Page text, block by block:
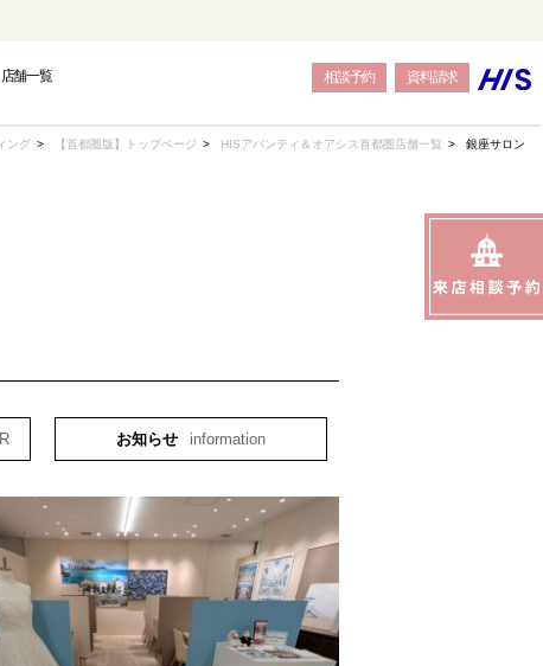
婚式・挙式-
JAPAN
-その他国内結婚式・挙式-
婚式・挙式-
JAPAN
-その他国内結婚式・挙式-
トウェディング-
JAPAN
-その他国内フォトウェディング-
店舗一覧 相談予約 資料請求
ング 【首都圏版】トップページ HISアバンティ＆オアシス首都圏店舗一覧 銀座サロン
お知らせ information